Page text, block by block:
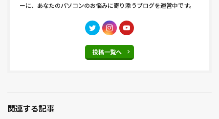
ーに、あなたのパソコンのお悩みに寄り添うブログを運営中です。
投稿一覧へ
関連する記事